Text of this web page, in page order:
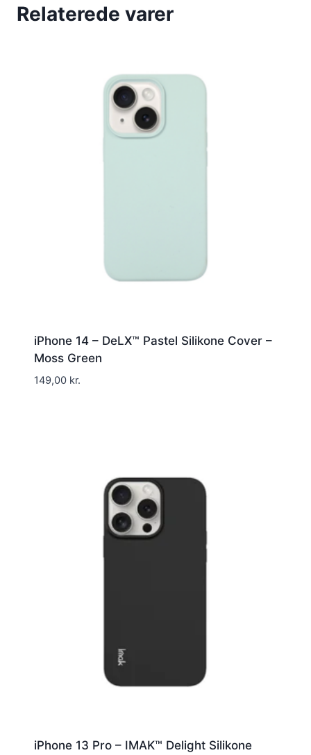
Relaterede varer
iPhone 14 – DeLX™ Pastel Silikone Cover –
Moss Green
149,00 kr.
iPhone 13 Pro – IMAK™ Delight Silikone